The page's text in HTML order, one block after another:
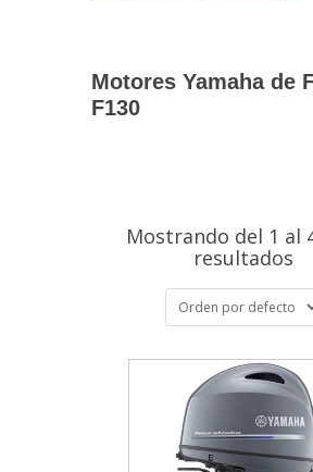
Motores Yamaha de
F130
Mostrando del 1 al
resultados